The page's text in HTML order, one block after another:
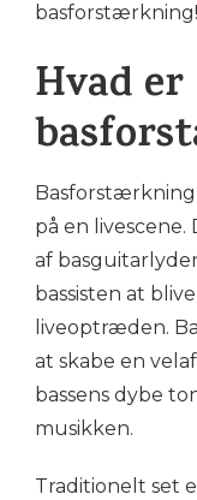
basforstærkning!
Hvad er
på en
af
bassisten at
liveoptræden.
at skabe en
bassens dybe
musikken.
Traditionelt set